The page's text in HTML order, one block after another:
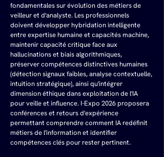
fondamentales sur évolution des métiers de
veilleur et d'analyste. Les professionnels
doivent développer hybridation intelligente
entre expertise humaine et capacités machine,
maintenir capacité critique face aux
hallucinations et biais algorithmiques,
préserver compétences distinctives humaines
(détection signaux faibles, analyse contextuelle,
intuition stratégique), ainsi qu'intégrer
dimension éthique dans exploitation de l'IA
pour veille et influence. I-Expo 2026 proposera
conférences et retours d'expérience
permettant comprendre comment IA redéfinit
métiers de l'information et identifier
compétences clés pour rester pertinent.